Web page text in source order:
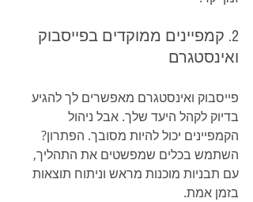
2. קמפיינים ממוקדים בפייסבוק
ואינסטגרם
פייסבוק ואינסטגרם מאפשרים לך להגיע
בדיוק לקהל היעד שלך. אבל ניהול
הקמפיינים יכול להיות מסובך. הפתרון?
השתמש בכלים שמפשטים את התהליך,
עם תבניות מוכנות מראש וניתוח תוצאות
בזמן אמת.